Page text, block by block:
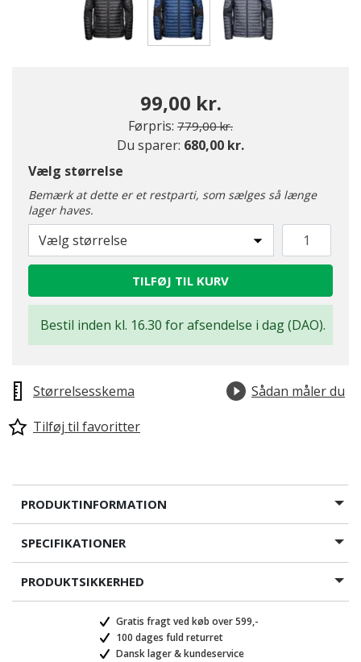
99,00 kr.
Førpris: Pris nedsat fra
779,00 kr.til
Du sparer: 680,00 kr.
Vælg størrelse
Bemærk at dette er et restparti, som sælges så længe
lager haves.
Vælg størrelse
TILFØJ TIL KURV
Bestil inden kl. 16.30 for afsendelse i dag (DAO).
Størrelsesskema
Sådan måler du
Tilføj til favoritter
PRODUKTINFORMATION
SPECIFIKATIONER
PRODUKTSIKKERHED
Gratis fragt ved køb over 599,-
100 dages fuld returret
Dansk lager & kundeservice